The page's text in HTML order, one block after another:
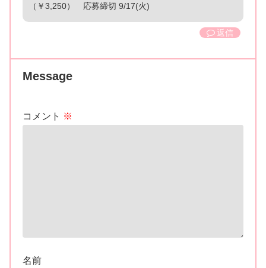
（￥3,250） 応募締切 9/17(火)
返信
Message
コメント ※
名前